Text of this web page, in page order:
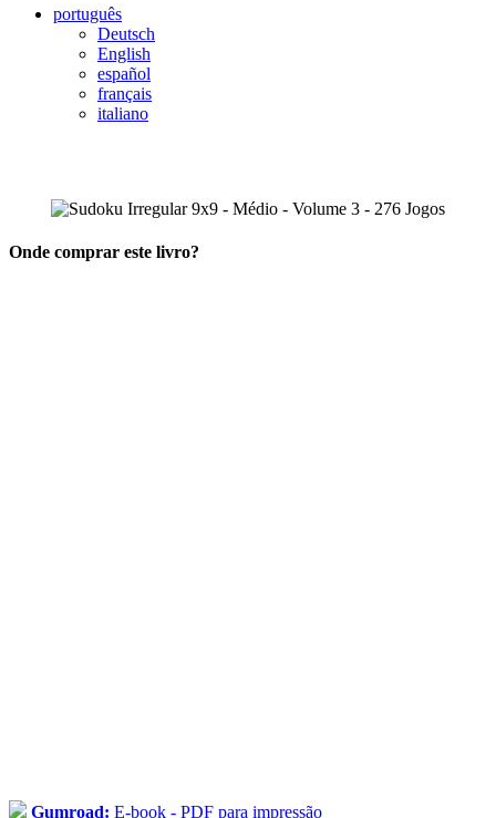
português
Deutsch
English
español
français
italiano
Onde comprar este livro?
Gumroad: E-book - PDF para impressão